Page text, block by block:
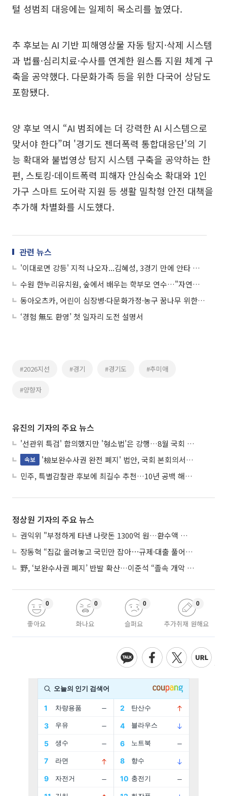
털 성범죄 대응에는 일제히 목소리를 높였다.
추 후보는 AI 기반 피해영상물 자동 탐지·삭제 시스템
과 법률·심리치료·수사를 연계한 원스톱 지원 체계 구
축을 공약했다. 다문화가족 등을 위한 다국어 상담도
포함됐다.
양 후보 역시 “AI 범죄에는 더 강력한 AI 시스템으로
맞서야 한다”며 '경기도 젠더폭력 통합대응단'의 기
능 확대와 불법영상 탐지 시스템 구축을 공약하는 한
편, 스토킹·데이트폭력 피해자 안심숙소 확대와 1인
가구 스마트 도어락 지원 등 생활 밀착형 안전 대책을
추가해 차별화를 시도했다.
관련 뉴스
'이대로면 강등' 지적 나오자...김혜성, 3경기 만에 안타 치고 2득점
수원 한누리유치원, 숲에서 배우는 학부모 연수…"자연이 곧 교실"
동아오츠카, 어린이 심장병·다문화가정·농구 꿈나무 위한 자선경기 후원
‘경험 無도 환영’ 첫 일자리 도전 설명서
#2026지선 #경기 #경기도 #추미애
#양향자
유진의 기자의 주요 뉴스
'선관위 특검' 합의했지만 '형소법'은 강행…8월 국회 '입법 2차전' 예고
속보
'檢보완수사권 완전 폐지' 법안, 국회 본회의서 민주당 주도 통과
민주, 특별감찰관 후보에 최길수 추천…10년 공백 해소 속도
정상원 기자의 주요 뉴스
권익위 "부정하게 타낸 나랏돈 1300억 원…환수액 역대 최대"
장동혁 “집값 올려놓고 국민만 잡아⋯규제·대출 풀어야”
野, ‘보완수사권 폐지’ 반발 확산…이준석 “졸속 개악 입법”
좋아요
0
화나요
0
슬퍼요
0
추가취재 원해요
0